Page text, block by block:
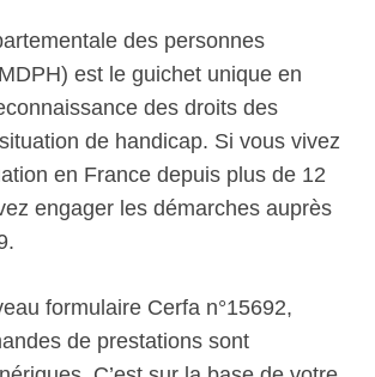
des personnes
est le guichet unique en
des droits des
de handicap. Si vous vivez
en France depuis plus de 12
engager les démarches auprès
formulaire Cerfa n°15692,
de prestations sont